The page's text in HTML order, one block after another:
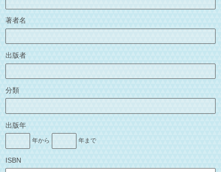
著者名
出版者
分類
出版年
年から 年まで
ISBN